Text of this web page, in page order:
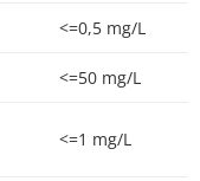
<=0,5 mg/L
<=50 mg/L
<=1 mg/L